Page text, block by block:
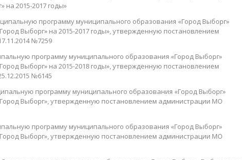
на 2015-2017 годы»
программу муниципального образования «Город Выборг»
Выборг» на 2015-2017 годы», утвержденную постановлением
№7259
программу муниципального образования «Город Выборг»
Выборг» на 2015-2018 годы», утвержденную постановлением
№6145
программу муниципального образования «Город Выборг»
Выборг», утвержденную постановлением администрации МО
программу муниципального образования «Город Выборг»
Выборг», утвержденную постановлением администрации МО